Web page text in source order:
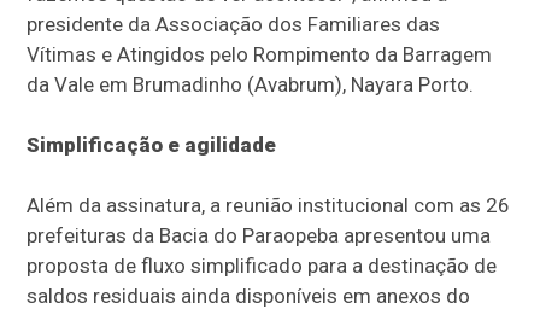
presidente da Associação dos Familiares das
Vítimas e Atingidos pelo Rompimento da Barragem
da Vale em Brumadinho (Avabrum), Nayara Porto.
Simplificação e agilidade
Além da assinatura, a reunião institucional com as 26
prefeituras da Bacia do Paraopeba apresentou uma
proposta de fluxo simplificado para a destinação de
saldos residuais ainda disponíveis em anexos do